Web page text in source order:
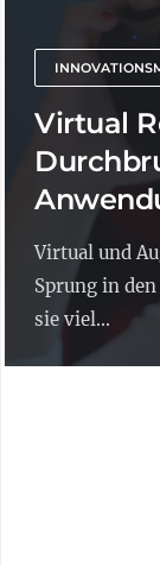
Virtual
Virtual und
Sprung in
sie viel...